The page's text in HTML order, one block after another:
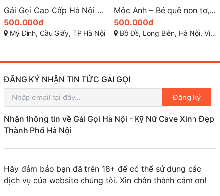
Gái Gọi Cao Cấp Hà Nội – Minh Anh-Face: Gương Mặt Xinh Hoàn Hảo Chuẩn Hotgirl Hiện Đại, Ngực To Đùng Đẹp Tuyệt
500.000đ
Mỹ Đình, Cầu Giấy, TP Hà Nội
Mộc Anh – Bé quê non tơ, body phập phồng, gái gọi Long Biên chất chơi cho anh em thích hàng mới lớn
500.000đ
Bồ Đề, Long Biên, Hà Nội, Việt Nam
ĐĂNG KÝ NHẬN TIN TỨC GÁI GỌI
Đăng ký
Nhận thông tin về Gái Gọi Hà Nội - Kỹ Nữ Cave Xinh Đẹp
Thành Phố Hà Nội
Hãy đảm bảo bạn đã trên 18+ để có thể sử dụng các
dịch vụ của website chúng tôi. Xin chân thành cảm ơn!